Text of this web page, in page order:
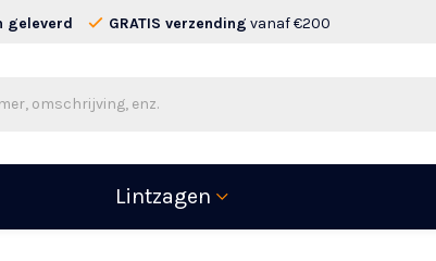
geleverd GRATIS verzending vanaf €200
Lintzagen